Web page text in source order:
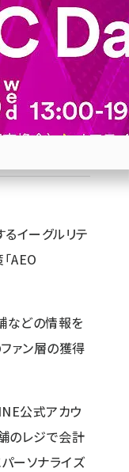
ト」を開始
るイーグルリテ
「AEO
などの情報を
ァン層の獲得
公式アカウ
のレジで会計
ーソナライズ